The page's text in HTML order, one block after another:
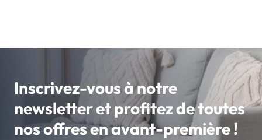
Inscrivez-vous à notre
newsletter et profitez de toutes
nos offres en avant-première !